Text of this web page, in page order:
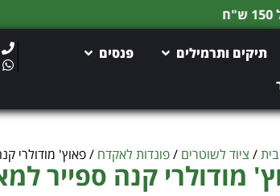
תיקים ותרמילים
פנסים
/ ציוד לשוטרים /פונדות לאקדח / פאוץ' מודולרי
מודולרי קנה ספייר